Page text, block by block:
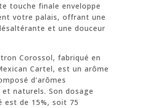
touche finale enveloppe
votre palais, offrant une
et une douceur
Corossol, fabriqué en
Cartel, est un arôme
d’arômes
naturels. Son dosage
est de 15%, soit 75